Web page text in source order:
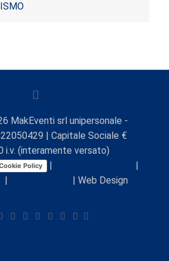
MakEventi srl unipersonale -
| Capitale Sociale €
i.v. (interamente versato)
Policy |
|
|
| Web Design